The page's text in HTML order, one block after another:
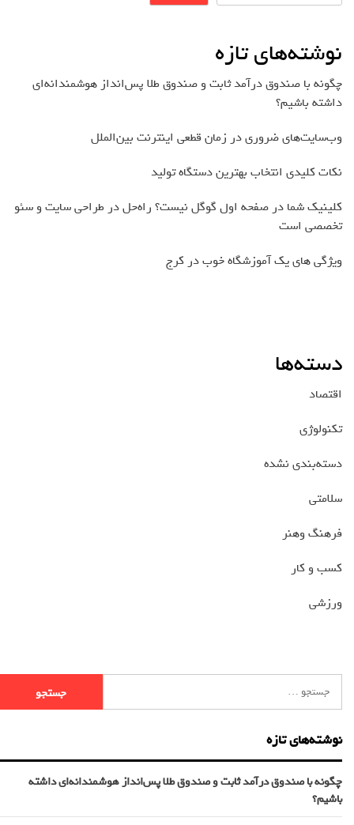
نوشته‌های تازه
چگونه با صندوق درآمد ثابت و صندوق طلا پس‌انداز هوشمندانه‌ای
داشته باشیم؟
وب‌سایت‌های ضروری در زمان قطعی اینترنت بین‌الملل
نکات کلیدی انتخاب بهترین دستگاه تولید
کلینیک شما در صفحه اول گوگل نیست؟ راه‌حل در طراحی سایت و سئو
تخصصی است
ویژگی های یک آموزشگاه خوب در کرج
دسته‌ها
اقتصاد
تکنولوژی
دسته‌بندی نشده
سلامتی
فرهنگ وهنر
کسب و کار
ورزشی
نوشته‌های تازه
چگونه با صندوق درآمد ثابت و صندوق طلا پس‌انداز هوشمندانه‌ای داشته
باشیم؟